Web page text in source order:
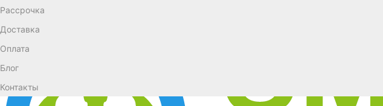
Рассрочка
Доставка
Оплата
Блог
Контакты